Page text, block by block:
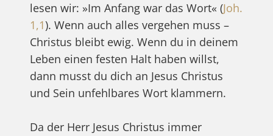
lesen wir: »Im Anfang war das Wort« (Joh.
1,1). Wenn auch alles vergehen muss –
Christus bleibt ewig. Wenn du in deinem
Leben einen festen Halt haben willst,
dann musst du dich an Jesus Christus
und Sein unfehlbares Wort klammern.
Da der Herr Jesus Christus immer